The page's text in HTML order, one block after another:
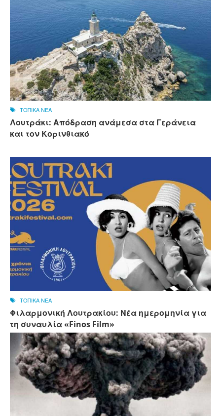
ΤΟΠΙΚΑ ΝΕΑ
Λουτράκι: Απόδραση ανάμεσα στα Γεράνεια
και τον Κορινθιακό
ΤΟΠΙΚΑ ΝΕΑ
Φιλαρμονική Λουτρακίου: Νέα ημερομηνία για
τη συναυλία «Finos Film»